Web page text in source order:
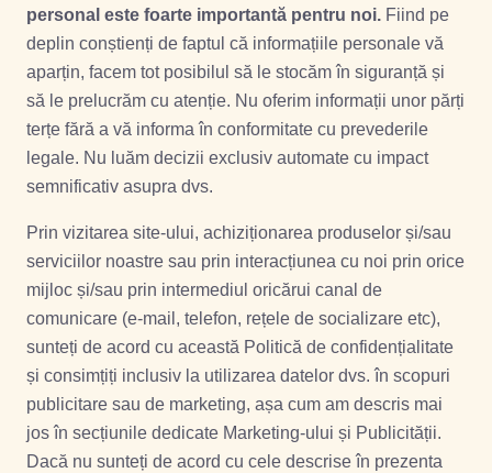
personal este foarte importantă pentru noi. Fiind pe
deplin conștienți de faptul că informațiile personale vă
aparțin, facem tot posibilul să le stocăm în siguranță și
să le prelucrăm cu atenție. Nu oferim informații unor părți
terțe fără a vă informa în conformitate cu prevederile
legale. Nu luăm decizii exclusiv automate cu impact
semnificativ asupra dvs.
Prin vizitarea site-ului, achiziționarea produselor și/sau
serviciilor noastre sau prin interacțiunea cu noi prin orice
mijloc și/sau prin intermediul oricărui canal de
comunicare (e-mail, telefon, rețele de socializare etc),
sunteți de acord cu această Politică de confidențialitate
și consimțiți inclusiv la utilizarea datelor dvs. în scopuri
publicitare sau de marketing, așa cum am descris mai
jos în secțiunile dedicate Marketing-ului și Publicității.
Dacă nu sunteți de acord cu cele descrise în prezenta